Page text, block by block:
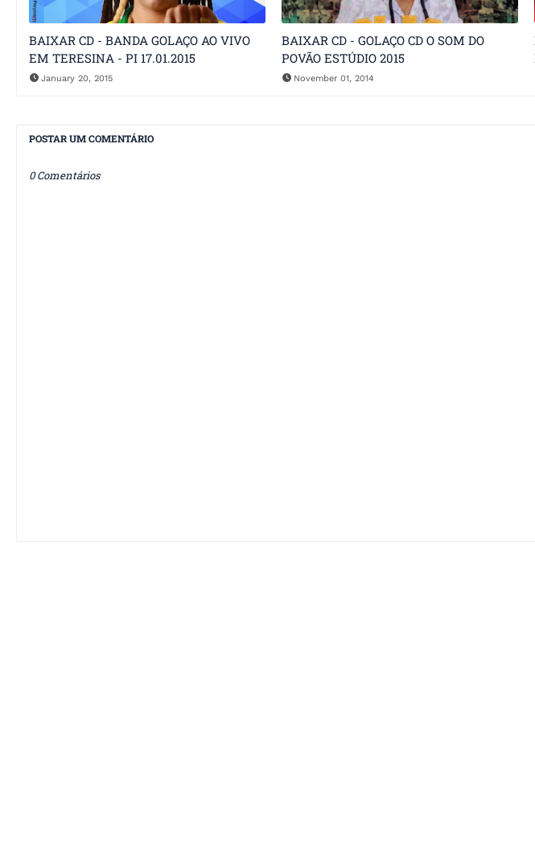
BAIXAR CD - BANDA GOLAÇO AO VIVO
EM TERESINA - PI 17.01.2015
January 20, 2015
BAIXAR CD - GOLAÇO CD O SOM DO
POVÃO ESTÚDIO 2015
November 01, 2014
POSTAR UM COMENTÁRIO
0 Comentários